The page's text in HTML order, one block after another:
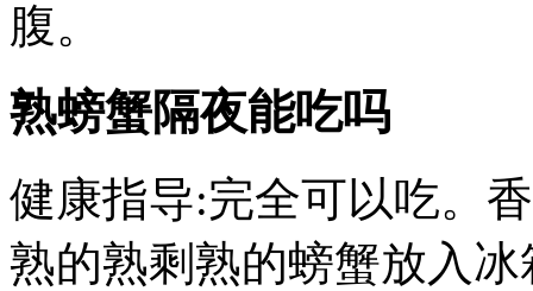
腹。
熟螃蟹隔夜能吃吗
健康指导:完全可以吃。
熟的熟剩熟的螃蟹放入